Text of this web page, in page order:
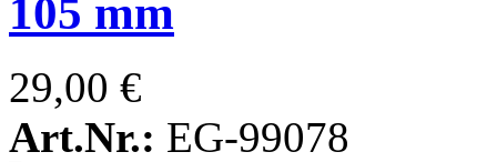
105 mm
29,00 €
Art.Nr.: EG-99078